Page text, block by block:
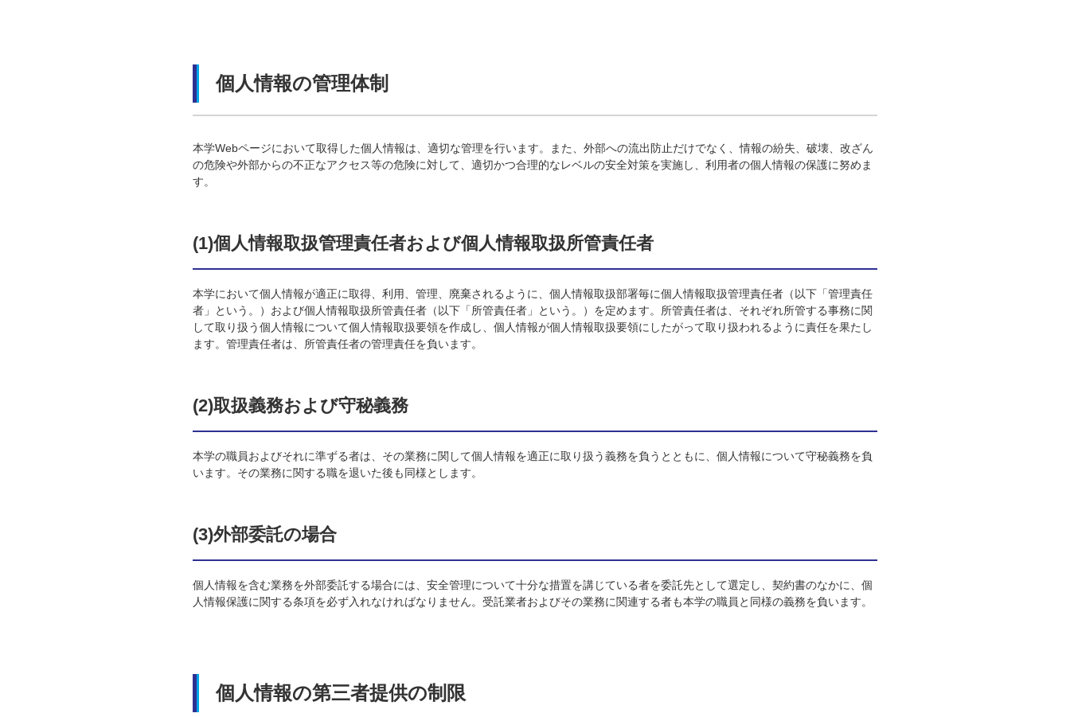
個人情報の管理体制
本学Webページにおいて取得した個人情報は、適切な管理を行います。また、外部への流出防止だけでなく、情報の紛失、破壊、改ざん
の危険や外部からの不正なアクセス等の危険に対して、適切かつ合理的なレベルの安全対策を実施し、利用者の個人情報の保護に努めま
す。
(1)個人情報取扱管理責任者および個人情報取扱所管責任者
本学において個人情報が適正に取得、利用、管理、廃棄されるように、個人情報取扱部署毎に個人情報取扱管理責任者（以下「管理責任
者」という。）および個人情報取扱所管責任者（以下「所管責任者」という。）を定めます。所管責任者は、それぞれ所管する事務に関
して取り扱う個人情報について個人情報取扱要領を作成し、個人情報が個人情報取扱要領にしたがって取り扱われるように責任を果たし
ます。管理責任者は、所管責任者の管理責任を負います。
(2)取扱義務および守秘義務
本学の職員およびそれに準ずる者は、その業務に関して個人情報を適正に取り扱う義務を負うとともに、個人情報について守秘義務を負
います。その業務に関する職を退いた後も同様とします。
(3)外部委託の場合
個人情報を含む業務を外部委託する場合には、安全管理について十分な措置を講じている者を委託先として選定し、契約書のなかに、個
人情報保護に関する条項を必ず入れなければなりません。受託業者およびその業務に関連する者も本学の職員と同様の義務を負います。
個人情報の第三者提供の制限